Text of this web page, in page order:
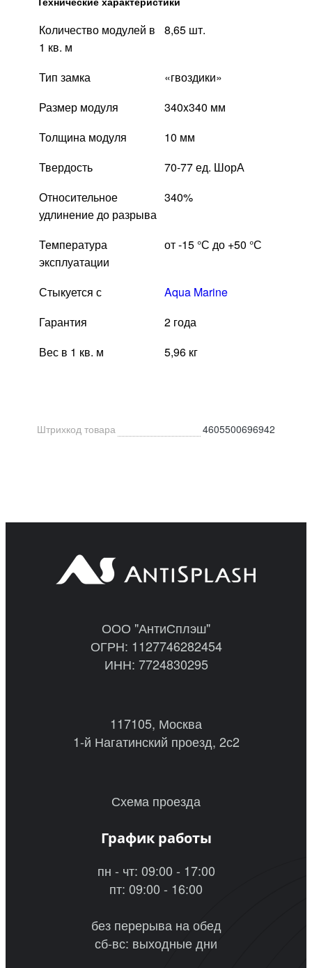
Количество модулей в
1 кв. м
8,65 шт.
Тип замка
«гвоздики»
Размер модуля
340x340 мм
Толщина модуля
10 мм
Твердость
70-77 ед. ШорА
Относительное
удлинение до разрыва
340%
Температура
эксплуатации
от -15 °С до +50 °С
Стыкуется с
Aqua Marine
Гарантия
2 года
Вес в 1 кв. м
5,96 кг
Штрихкод товара 4605500696942
ООО "АнтиСплэш"
ОГРН: 1127746282454
ИНН: 7724830295
117105, Москва
1-й Нагатинский проезд, 2с2
Схема проезда
График работы
пн - чт: 09:00 - 17:00
пт: 09:00 - 16:00
без перерыва на обед
сб-вс: выходные дни